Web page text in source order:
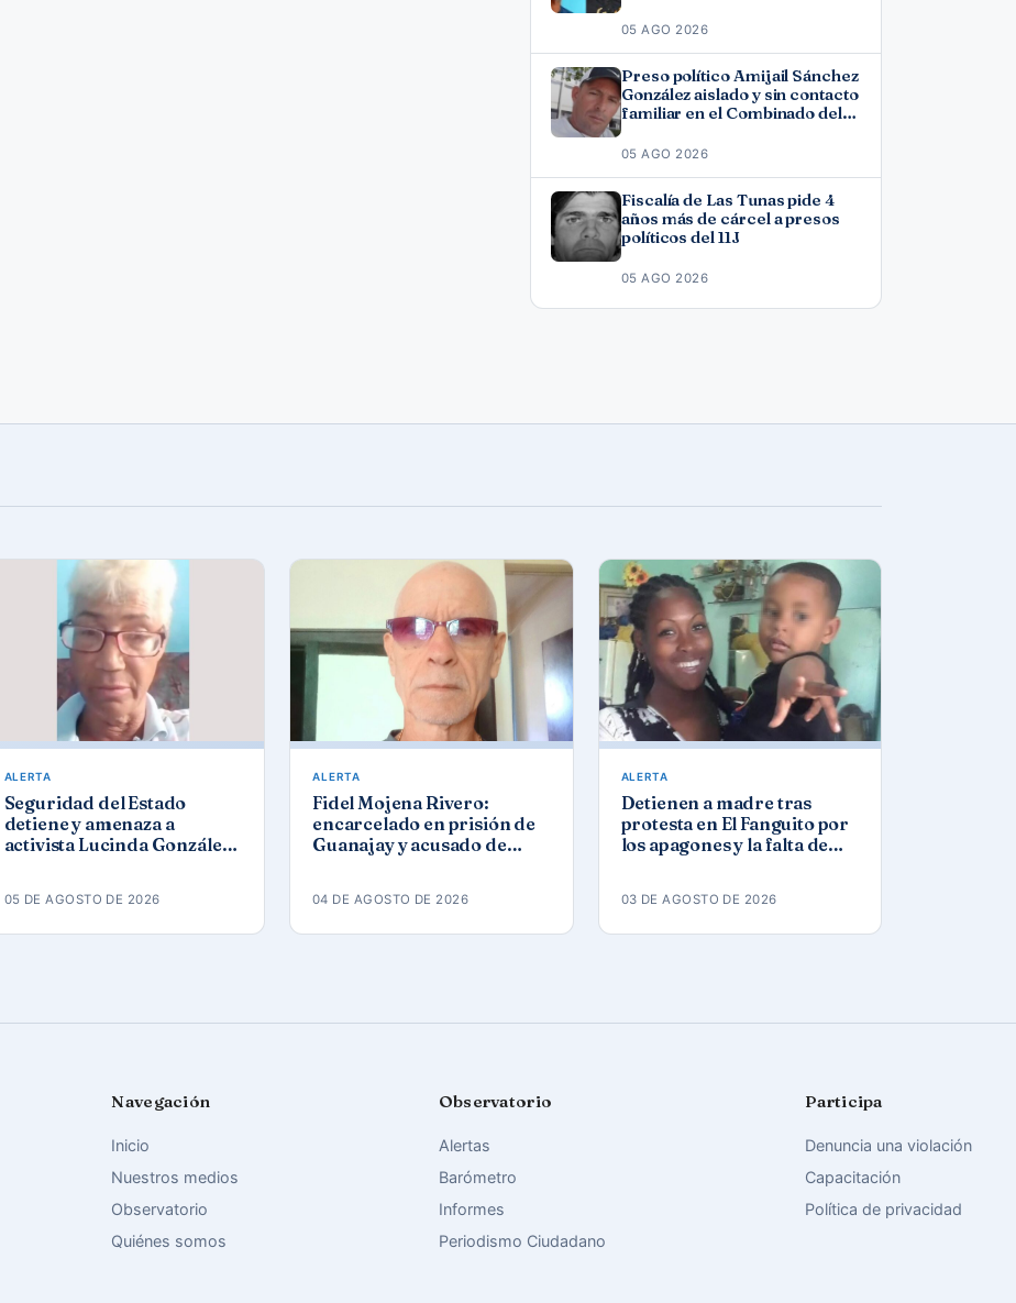
Fonseca
05 AGO 2026
Preso político Amijail Sánchez
González aislado y sin contacto
familiar en el Combinado del
05 AGO 2026
Fiscalía de Las Tunas pide 4
años más de cárcel a presos
políticos del 11J
05 AGO 2026
ALERTA
Seguridad del Estado
detiene y amenaza a
activista Lucinda González
05 DE AGOSTO DE 2026
ALERTA
Fidel Mojena Rivero:
encarcelado en prisión de
Guanajay y acusado de
04 DE AGOSTO DE 2026
ALERTA
Detienen a madre tras
protesta en El Fanguito por
los apagones y la falta de
03 DE AGOSTO DE 2026
Navegación
Inicio
Nuestros medios
Observatorio
Quiénes somos
Observatorio
Alertas
Barómetro
Informes
Periodismo Ciudadano
Participa
Denuncia una violación
Capacitación
Política de privacidad